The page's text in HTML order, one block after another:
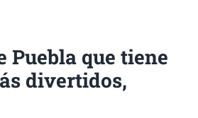
Puebla que tiene
divertidos,